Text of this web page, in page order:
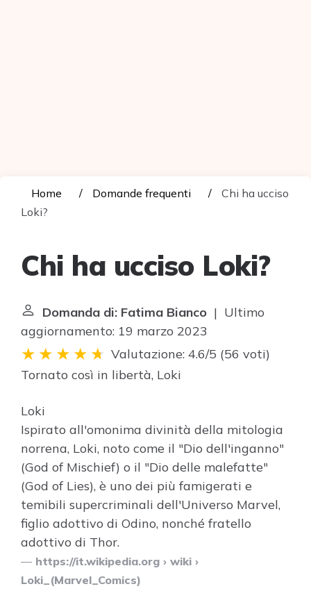
Home Domande frequenti
Chi ha ucciso
Loki?
Chi ha ucciso Loki?
Domanda di: Fatima Bianco | Ultimo
aggiornamento: 19 marzo 2023
Valutazione: 4.6/5 (56 voti)
Tornato così in libertà, Loki
Loki
Ispirato all'omonima divinità della mitologia
norrena, Loki, noto come il "Dio dell'inganno"
(God of Mischief) o il "Dio delle malefatte"
(God of Lies), è uno dei più famigerati e
temibili supercriminali dell'Universo Marvel,
figlio adottivo di Odino, nonché fratello
adottivo di Thor.
https://it.wikipedia.org › wiki ›
Loki_(Marvel_Comics)